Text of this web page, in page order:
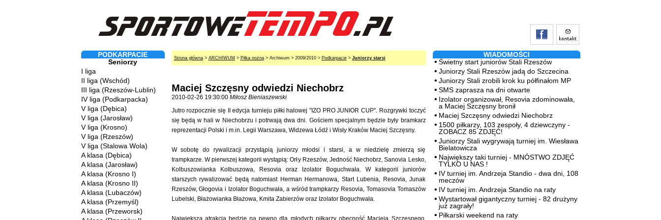
PODKARPACIE
Seniorzy
I liga
II liga (Wschód)
III liga (Rzeszów-Lublin)
IV liga (Podkarpacka)
V liga (Dębica)
V liga (Jarosław)
V liga (Krosno)
V liga (Rzeszów)
V liga (Stalowa Wola)
A klasa (Dębica)
A klasa (Jarosław)
A klasa (Krosno I)
A klasa (Krosno II)
A klasa (Lubaczów)
A klasa (Przemyśl)
A klasa (Przeworsk)
Strona główna> ARCHIWUM > Piłka nożna> Archiwum > 2009/2010 > Podkarpacie> Juniorzy starsi
Maciej Szczęsny odwiedzi Niechobrz
2010-02-26 19:30:00 Miłosz Bieniaszewski
Jutro rozpocznie się II edycja turnieju piłki halowej "IZO PRO JUNIOR CUP". Rozgrywki toczyć
się będą w hali w Niechobrzu i potrwają dwa dni. Gościem specjalnym będzie były bramkarz
reprezentacji Polski i m.in. Legii Warszawa, Widzewa Łódź i Wisły Kraków Maciej Szczęsny.
W sobotę do rywalizacji przystąpią juniorzy młodsi i starsi, a w niedzielę zmierzą się
trampkarze. W pierwszej kategorii wystąpią: Orły Rzeszów, Jedność Niechobrz, Sanovia Lesko,
Kolbuszowianka Kolbuszowa, Resovia oraz Izolator Boguchwała. W kategorii juniorów
starszych rywalizować będą natomiast Herman Hermanowa, Start Lubenia, Resovia, Junak
Rzeszów, Głogovia i Izolator Boguchwała, a wśród trampkarzy Resovia, Tomasovia Tomaszów
Lubelski, Błażowianka Błażowa, Kmita Zabierzów oraz Izolator Boguchwała.
Największą atrakcją będzie na pewno dla młodych piłkarzy obecność Macieja Szczęsnego,
WIADOMOŚCI
Świetny start juniorów Stali Rzeszów
Juniorzy Stali Rzeszów jadą do Szczecina
Juniorzy Stali zrobili krok ku półfinałom MP
SMS zaprasza na dni otwarte
Izolator organizował, Resovia zdominowała,
a Maciej Szczęsny bronił
Maciej Szczęsny odwiedzi Niechobrz
1500 piłkarzy, 103 zespoły, 4 dziewczyny -
ZOBACZ 85 ZDJĘĆ!
Juniorzy Stali wygrywają turniej im. Wiesława
Bielatowicza
Największy taki turniej - MNÓSTWO ZDJĘĆ
TYLKO U NAS !
IV turniej im. Andrzeja Standio - dwa dni, 108
meczów
IV turniej im. Andrzeja Standio na raty
Wystartował gigantyczny turniej - 82 drużyny
już zagrały!
Piłkarski weekend na raty